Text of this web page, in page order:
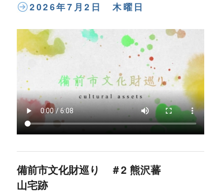
2026年7月2日 木曜日
備前市文化財巡り ＃2 熊沢蕃
山宅跡